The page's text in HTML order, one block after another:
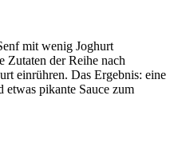
mit wenig Joghurt
Zutaten der Reihe nach
einrühren. Das Ergebnis: eine
etwas pikante Sauce zum